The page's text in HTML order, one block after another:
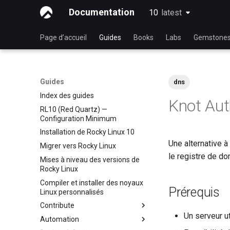
Documentation 10 latest
latest
Page d’accueil Guides Books Labs Gemstones
Guides
Index des guides
RL10 (Red Quartz) —
Configuration Minimum
Installation de Rocky Linux 10
Migrer vers Rocky Linux
Mises à niveau des versions de
Rocky Linux
Compiler et installer des noyaux
Linux personnalisés
Contribute
Index
Automation
dns
Knot
Une alternative à
le registre de
Prérequis
Un serveur